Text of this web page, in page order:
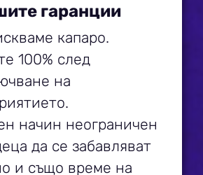
гаранции
капаро.
100% след
на
начин неограничен
да се забавляват
и също време на